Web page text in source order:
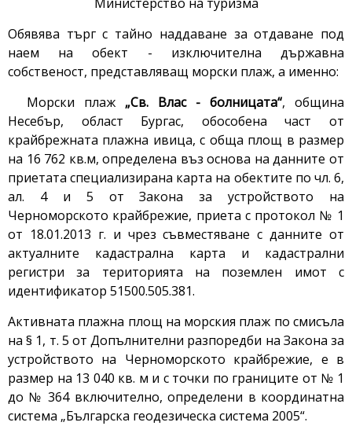
Обявява търг с тайно наддаване за отдаване под
наем на обект - изключителна държавна
собственост, представляващ морски плаж, а именно:
Морски плаж „Св. Влас - болницата“, община
Несебър, област Бургас, обособена част от
крайбрежната плажна ивица, с обща площ в размер
на 16 762 кв.м, определена въз основа на данните от
приетата специализирана карта на обектите по чл. 6,
ал. 4 и 5 от Закона за устройството на
Черноморското крайбрежие, приета с протокол № 1
от 18.01.2013 г. и чрез съвместяване с данните от
актуалните кадастрална карта и кадастрални
регистри за територията на поземлен имот с
идентификатор 51500.505.381.
Активната плажна площ на морския плаж по смисъла
на § 1, т. 5 от Допълнителни разпоредби на Закона за
устройството на Черноморското крайбрежие, е в
размер на 13 040 кв. м и с точки по границите от № 1
до № 364 включително, определени в координатна
система „Българска геодезическа система 2005“.